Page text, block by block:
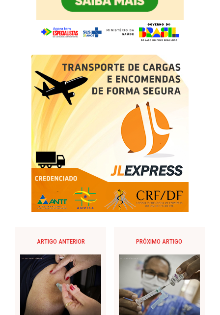
ARTIGO ANTERIOR PRÓXIMO ARTIGO